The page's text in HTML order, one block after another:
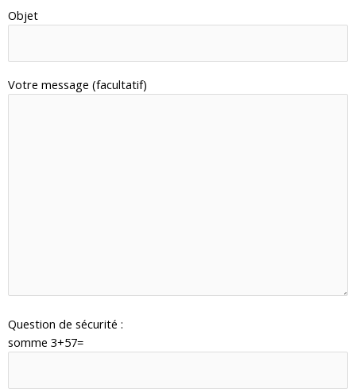
Objet
Votre message (facultatif)
Question de sécurité :
somme 3+57=